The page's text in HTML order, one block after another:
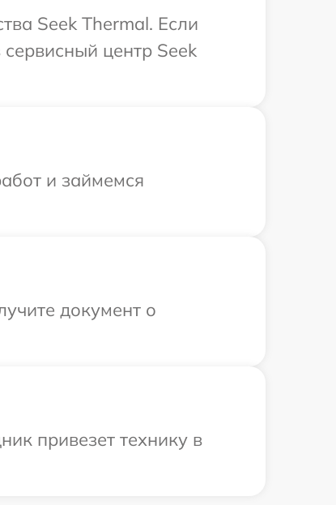
Seek Thermal. Если
центр Seek
и займемся
документ о
привезет технику в